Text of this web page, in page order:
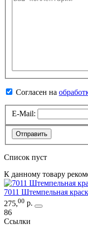
Согласен на
E-Mail:
Отправить
Список пуст
К данному товару
7011 Штемпельная
275,00 р.
86
Ссылки